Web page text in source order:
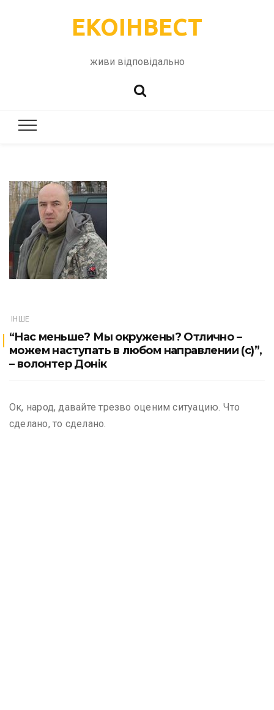
ЕКОІНВЕСТ
живи відповідально
ІНШЕ
“Нас меньше? Мы окружены? Отлично –
можем наступать в любом направлении (с)”,
– волонтер Донік
Ок, народ, давайте трезво оценим ситуацию. Что
сделано, то сделано.